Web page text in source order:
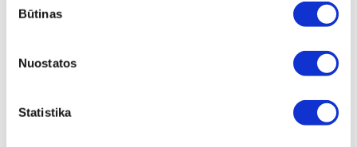
pasirinkimas
Būtinas
Nuostatos
Statistika
pipirais ir žalumynais.
• Sumaišykite marinato ingredientus.
ir palikite šaldytuve 1-2